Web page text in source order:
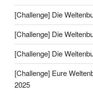
[Challenge] Die
[Challenge] Die
[Challenge] Die
[Challenge] Eure
2025